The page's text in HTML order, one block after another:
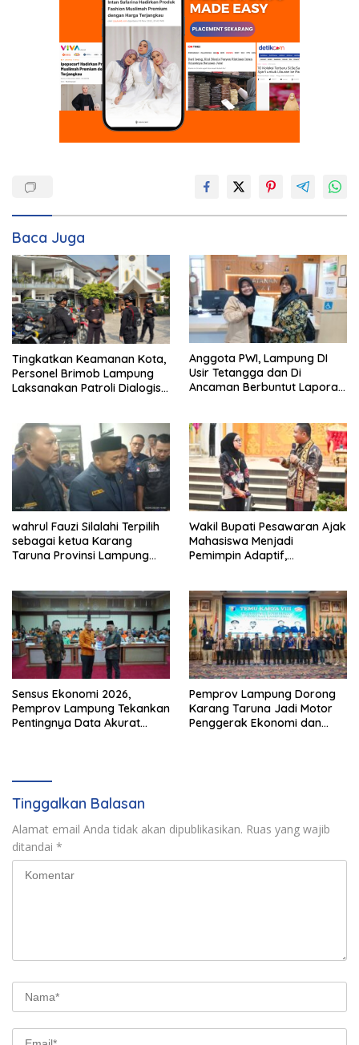
Baca Juga
Tingkatkan Keamanan Kota,
Personel Brimob Lampung
Laksanakan Patroli Dialogis
Anggota PWI, Lampung DI
Usir Tetangga dan Di
Ancaman Berbuntut Laporan
wahrul Fauzi Silalahi Terpilih
sebagai ketua Karang
Taruna Provinsi Lampung
Wakil Bupati Pesawaran Ajak
Mahasiswa Menjadi
Pemimpin Adaptif,
Sensus Ekonomi 2026,
Pemprov Lampung Tekankan
Pentingnya Data Akurat
Pemprov Lampung Dorong
Karang Taruna Jadi Motor
Penggerak Ekonomi dan
Tinggalkan Balasan
Alamat email Anda tidak akan dipublikasikan. Ruas yang wajib
ditandai *